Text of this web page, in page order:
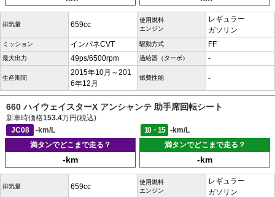
排気量 659cc
使用燃料
エンジン
レギュラー
ガソリン
ミッション インパネCVT 駆動方式 FF
最大出力 49ps/6500rpm 過給器（ターボ） -
生産期間
2015年10月～201
6年12月
燃費性能 -
660 ハイウェイスターX アンシャンテ 助手席回転シート
新車時価格153.4万円(税込)
JC08
-km/L 10・15
-km/L
満タンでどこまで走る？
-km
満タンでどこまで走る？
-km
排気量 659cc
使用燃料
エンジン
レギュラー
ガソリン